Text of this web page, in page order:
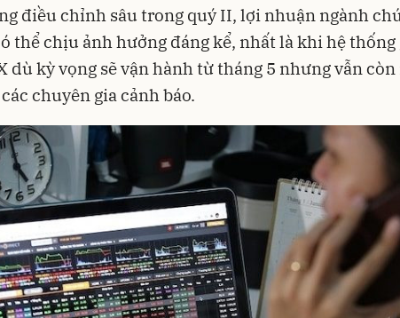
điều chỉnh sâu trong quý II, lợi nhuận ngành
thể chịu ảnh hưởng đáng kể, nhất là khi hệ thống
dù kỳ vọng sẽ vận hành từ tháng 5 nhưng vẫn
chuyên gia cảnh báo.